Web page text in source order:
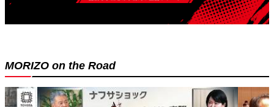
MORIZO on the Road